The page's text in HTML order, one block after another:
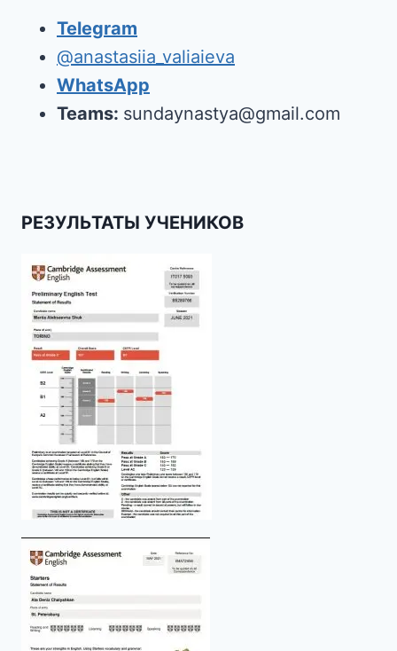
Telegram
@anastasiia_valiaieva
WhatsApp
Teams: sundaynastya@gmail.com
РЕЗУЛЬТАТЫ УЧЕНИКОВ